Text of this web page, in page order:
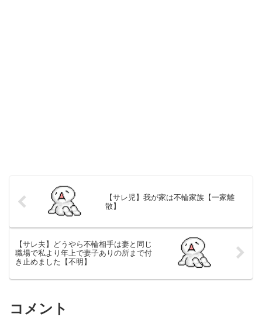
【サレ児】我が家は不輪家族【一家離
散】
【サレ夫】どうやら不輪相手は妻と同じ
職場で私より年上で妻子ありの所まで付
き止めました【不明】
コメント